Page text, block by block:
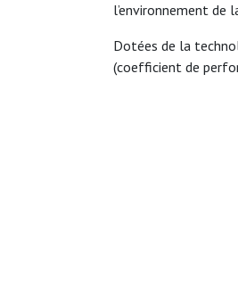
l’environnement de
Dotées de la
(coefficient de